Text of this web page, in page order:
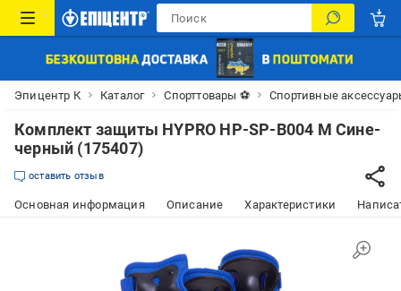
Эпицентр К Каталог Спорттовары ⚽ Спортивные
Комплект защиты HYPRO HP-SP-B004 М Сине-
черный (175407)
оставить отзыв
Основная информация Описание Характеристики